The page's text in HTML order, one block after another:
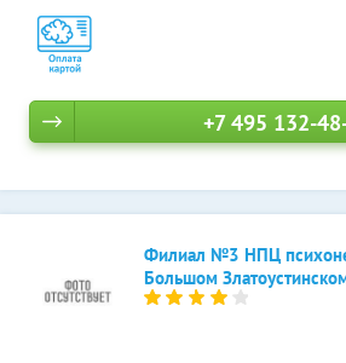
+7 495 132-
Филиал №3 НПЦ
Большом